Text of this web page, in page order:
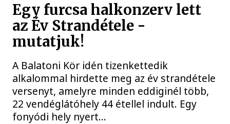
Egy furcsa halkonzerv lett
az Év Strandétele -
mutatjuk!
A Balatoni Kör idén tizenkettedik
alkalommal hirdette meg az év strandétele
versenyt, amelyre minden eddiginél több,
22 vendéglátóhely 44 étellel indult. Egy
fonyódi hely nyert...